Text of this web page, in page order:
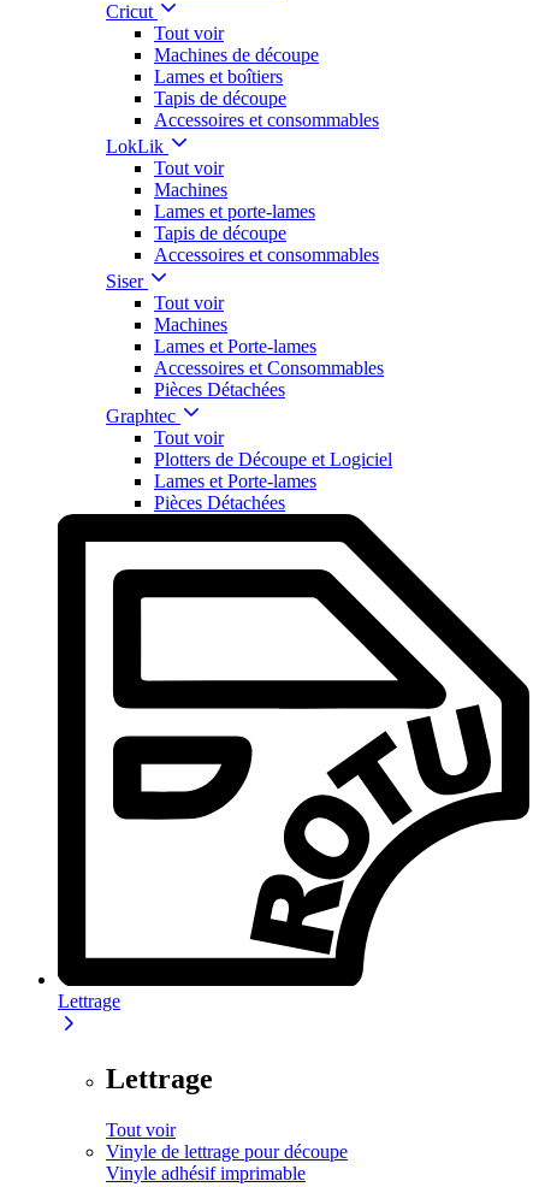
Cricut
Tout voir
Machines de découpe
Lames et boîtiers
Tapis de découpe
Accessoires et consommables
LokLik
Tout voir
Machines
Lames et porte-lames
Tapis de découpe
Accessoires et consommables
Siser
Tout voir
Machines
Lames et Porte-lames
Accessoires et Consommables
Pièces Détachées
Graphtec
Tout voir
Plotters de Découpe et Logiciel
Lames et Porte-lames
Pièces Détachées
Lettrage
Lettrage
Tout voir
Vinyle de lettrage pour découpe
Vinyle adhésif imprimable